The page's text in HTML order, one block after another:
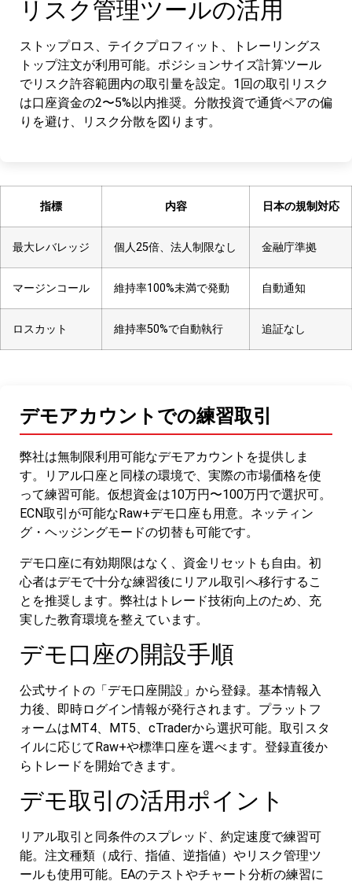
リスク管理ツールの活用
ストップロス、テイクプロフィット、トレーリングス
トップ注文が利用可能。ポジションサイズ計算ツール
でリスク許容範囲内の取引量を設定。1回の取引リスク
は口座資金の2〜5%以内推奨。分散投資で通貨ペアの偏
りを避け、リスク分散を図ります。
指標 内容 日本の規制対応
最大レバレッジ 個人25倍、法人制限なし 金融庁準拠
マージンコール 維持率100%未満で発動 自動通知
ロスカット 維持率50%で自動執行 追証なし
デモアカウントでの練習取引
弊社は無制限利用可能なデモアカウントを提供しま
す。リアル口座と同様の環境で、実際の市場価格を使
って練習可能。仮想資金は10万円〜100万円で選択可。
ECN取引が可能なRaw+デモ口座も用意。ネッティン
グ・ヘッジングモードの切替も可能です。
デモ口座に有効期限はなく、資金リセットも自由。初
心者はデモで十分な練習後にリアル取引へ移行するこ
とを推奨します。弊社はトレード技術向上のため、充
実した教育環境を整えています。
デモ口座の開設手順
公式サイトの「デモ口座開設」から登録。基本情報入
力後、即時ログイン情報が発行されます。プラットフ
ォームはMT4、MT5、cTraderから選択可能。取引スタ
イルに応じてRaw+や標準口座を選べます。登録直後か
らトレードを開始できます。
デモ取引の活用ポイント
リアル取引と同条件のスプレッド、約定速度で練習可
能。注文種類（成行、指値、逆指値）やリスク管理ツ
ールも使用可能。EAのテストやチャート分析の練習に